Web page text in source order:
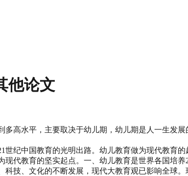
他论文
多高水平，主要取决于幼儿期，幼儿期是人一生发
世纪中国教育的光明出路。幼儿教育做为现代教育
现代教育的坚实起点。一、幼儿教育是世界各国培
科技、文化的不断发展，现代大教育观已影响全球